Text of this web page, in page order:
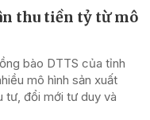
thu tiền tỷ từ mô
bào DTTS của tỉnh
mô hình sản xuất
tư, đổi mới tư duy và